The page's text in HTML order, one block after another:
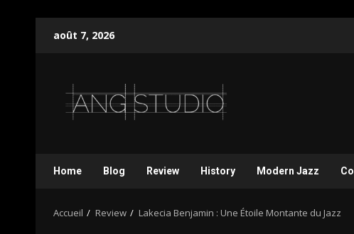
août 7, 2026
Home Blog Review History Modern Jazz
Accueil Review Lakecia Benjamin : Une Étoile Montante du Jazz